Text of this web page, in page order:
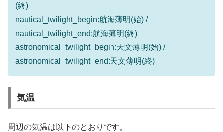
(終)
nautical_twilight_begin:航海薄明(始) /
nautical_twilight_end:航海薄明(終)
astronomical_twilight_begin:天文薄明(始) /
astronomical_twilight_end:天文薄明(終)
気温
周辺の気温は以下のとおりです。